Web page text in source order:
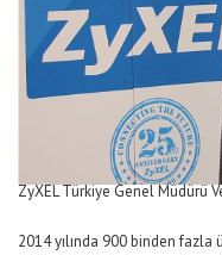
ZyXEL Türkiye Genel Müdürü
2014 yılında 900 binden fazla